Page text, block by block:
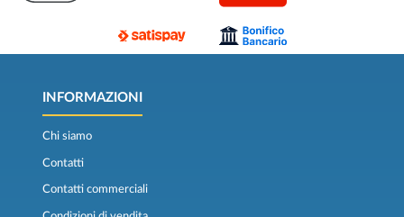
INFORMAZIONI
Chi siamo
Contatti
Contatti commerciali